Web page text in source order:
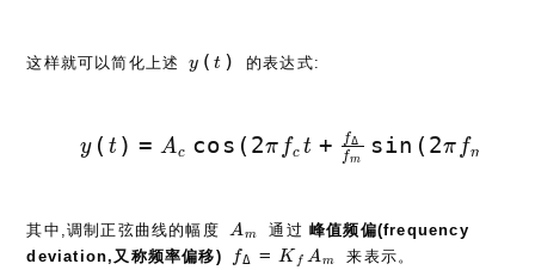
这样就可以简化上述 y(t)
y (t ) 的表达式:
y(t) = A_c\cos(2\pi f_ct +
y ( t ) = Ac cos ( 2π fc t + fm
fΔ sin ( 2π fm
其中,调制正弦曲线的幅度 A_m
Am 通过峰值频偏(frequency
deviation,又称频率偏移)
f_\Delta=K_fA_m
fΔ = K f Am 来表示。